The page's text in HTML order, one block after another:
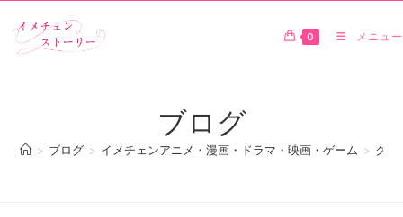
0 メニュー
ブログ
> ブログ > イメチェンアニメ・漫画・ドラマ・映画・ゲーム > クッ